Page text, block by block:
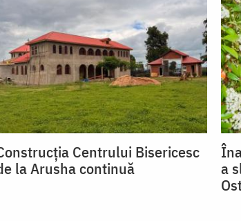
Centrului Bisericesc
la Arusha continuă
a